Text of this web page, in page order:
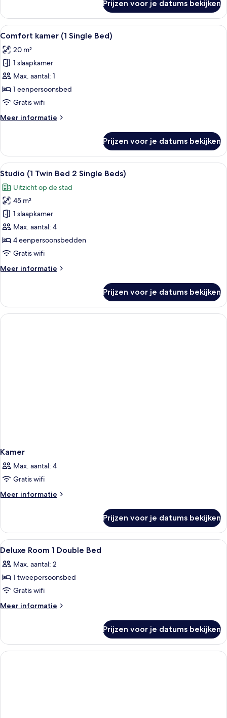
kamer,
tweepersoonsbed
Prijzen voor je datums bekijken
Alle
foto's
voor
Comfort
kamer
(1
Single
laden
Een hotelkamer met een bed, een
8
Comfort kamer (1 Single Bed)
20 m²
1 slaapkamer
Max. aantal: 1
1 eenpersoonsbed
Gratis wifi
Meer informatie
Meer
kamer
(1
Single
Prijzen voor je datums bekijken
Alle
foto's
voor
Studio
(1
Twin
Bed
2
Beds)
Hotelkamer met een groot bed,
10
Studio (1 Twin Bed 2 Single Beds)
Uitzicht op de stad
45 m²
1 slaapkamer
Max. aantal: 4
4 eenpersoonsbedden
Gratis wifi
Meer informatie
Meer
(1
Twin
Bed
Prijzen voor je datums bekijken
Kamer
Max. aantal: 4
Gratis wifi
Meer informatie
Meer
Prijzen voor je datums bekijken
Alle
foto's
voor
Deluxe
Room
1
laden
Een moderne hotelkamer met een
4
Deluxe Room 1 Double Bed
Max. aantal: 2
1 tweepersoonsbed
Gratis wifi
Meer informatie
Meer
Room
Double
Prijzen voor je datums bekijken